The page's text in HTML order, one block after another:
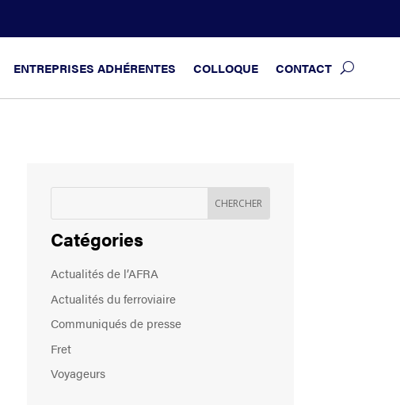
ENTREPRISES ADHÉRENTES COLLOQUE CONTACT
Catégories
Actualités de l’AFRA
Actualités du ferroviaire
Communiqués de presse
Fret
Voyageurs